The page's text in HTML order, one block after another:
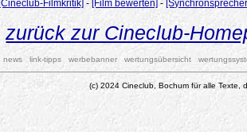
[Cineclub-Filmkritik] - [Film bewerten] -
zurück zur Cineclub-
news link-tipps werbebanner wertungsübersicht
(c) 2024 Cineclub, Bochum für alle Texte,